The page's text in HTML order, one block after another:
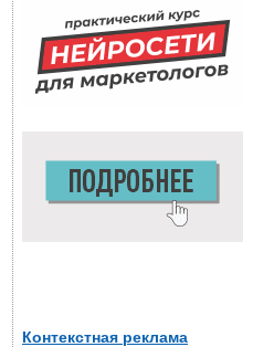
Контекстная реклама